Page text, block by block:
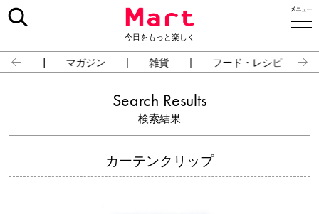
今日をもっと楽しく
占い マガジン 雑貨 フード・レシピ
Search Results
検索結果
カーテンクリップ